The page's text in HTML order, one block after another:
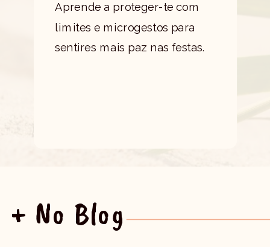
Aprende a proteger-te com
limites e microgestos para
sentires mais paz nas festas.
+ No Blog